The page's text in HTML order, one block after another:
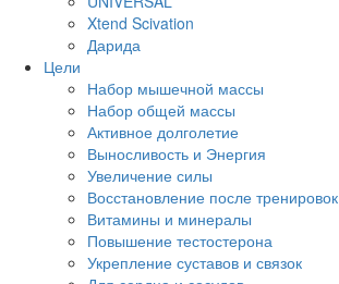
Xtend Scivation
Дарида
Цели
Набор мышечной массы
Набор общей массы
Активное долголетие
Выносливость и Энергия
Увеличение силы
Восстановление после тренировок
Витамины и минералы
Повышение тестостерона
Укрепление суставов и связок